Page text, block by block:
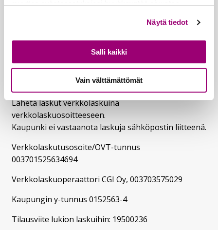
Näytä tiedot
Salli kaikki
Vain välttämättömät
etunimi.sukunimi@riihimaki.fi
Verkkolaskutusosoitteet:
Lähetä laskut verkkolaskuina
verkkolaskuosoitteeseen.
Kaupunki ei vastaanota laskuja sähköpostin liitteenä.
Verkkolaskutusosoite/OVT-tunnus
003701525634694
Verkkolaskuoperaattori CGI Oy, 003703575029
Kaupungin y-tunnus 0152563-4
Tilausviite lukion laskuihin: 19500236